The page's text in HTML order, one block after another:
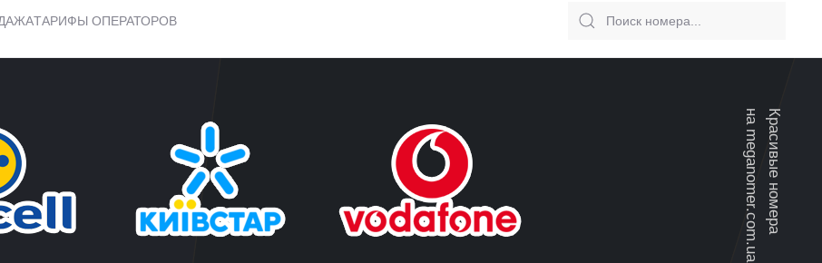
ТАРИФЫ ОПЕРАТОРОВ
на meganomer.com.uaКрасивые номера